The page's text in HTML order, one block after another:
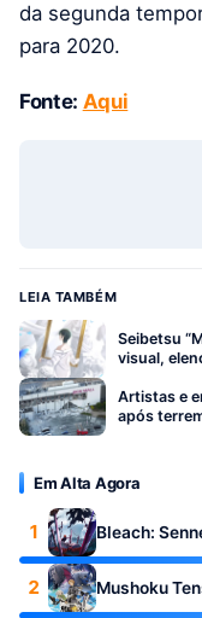
da segunda
para 2020.
Fonte: Aqui
LEIA TAMBÉM
Seibetsu
visual,
Artistas e
após
Em Alta Agora
1 Bleach:
2 Mushoku